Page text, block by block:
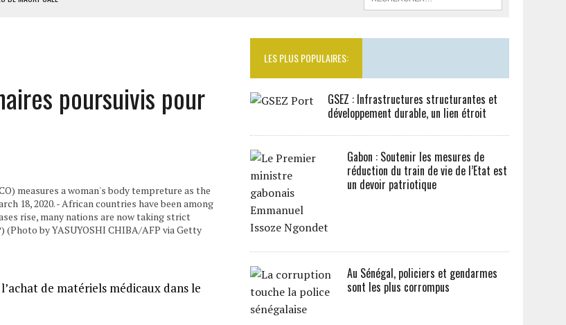
poursuivis pour
measures a woman's body tempreture as the
18, 2020. - African countries have been among
rise, many nations are now taking strict
by YASUYOSHI CHIBA/AFP via Getty
de matériels médicaux dans le
LES PLUS POPULAIRES:
GSEZ : Infrastructures structurantes et
développement durable, un lien étroit
Gabon : Soutenir les mesures de
réduction du train de vie de l’Etat est
un devoir patriotique
Au Sénégal, policiers et gendarmes
sont les plus corrompus